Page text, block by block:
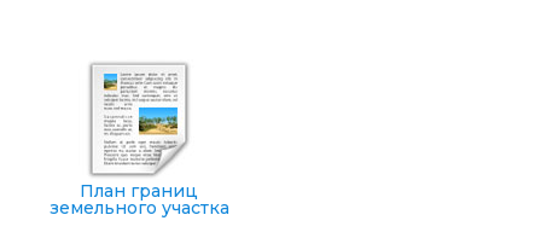
План границ
земельного участка